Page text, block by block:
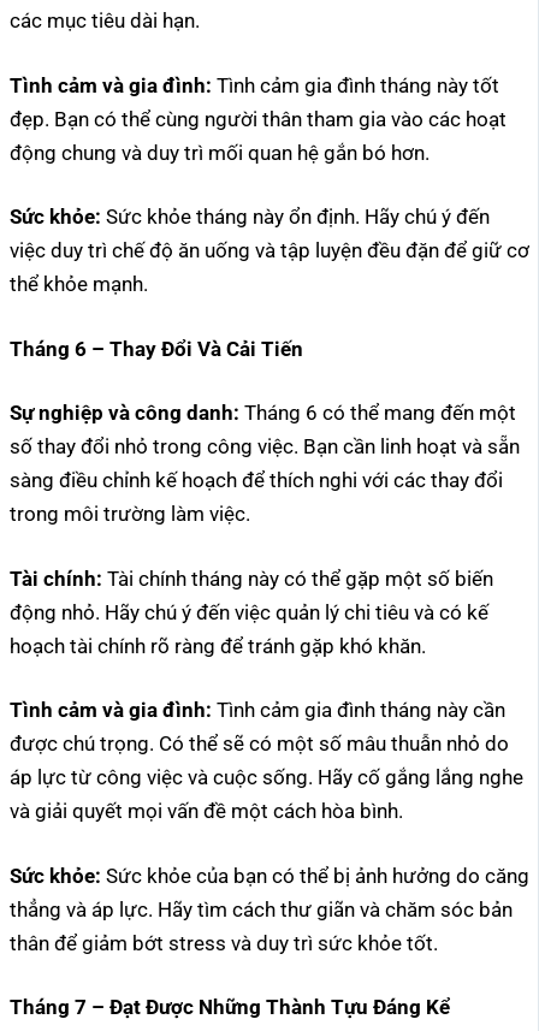
các mục tiêu dài hạn.
Tình cảm và gia đình: Tình cảm gia đình tháng này tốt
đẹp. Bạn có thể cùng người thân tham gia vào các hoạt
động chung và duy trì mối quan hệ gắn bó hơn.
Sức khỏe: Sức khỏe tháng này ổn định. Hãy chú ý đến
việc duy trì chế độ ăn uống và tập luyện đều đặn để giữ cơ
thể khỏe mạnh.
Tháng 6 – Thay Đổi Và Cải Tiến
Sự nghiệp và công danh: Tháng 6 có thể mang đến một
số thay đổi nhỏ trong công việc. Bạn cần linh hoạt và sẵn
sàng điều chỉnh kế hoạch để thích nghi với các thay đổi
trong môi trường làm việc.
Tài chính: Tài chính tháng này có thể gặp một số biến
động nhỏ. Hãy chú ý đến việc quản lý chi tiêu và có kế
hoạch tài chính rõ ràng để tránh gặp khó khăn.
Tình cảm và gia đình: Tình cảm gia đình tháng này cần
được chú trọng. Có thể sẽ có một số mâu thuẫn nhỏ do
áp lực từ công việc và cuộc sống. Hãy cố gắng lắng nghe
và giải quyết mọi vấn đề một cách hòa bình.
Sức khỏe: Sức khỏe của bạn có thể bị ảnh hưởng do căng
thẳng và áp lực. Hãy tìm cách thư giãn và chăm sóc bản
thân để giảm bớt stress và duy trì sức khỏe tốt.
Tháng 7 – Đạt Được Những Thành Tựu Đáng Kể